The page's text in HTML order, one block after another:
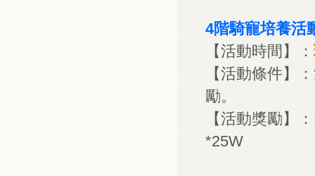
4階騎寵培養活
【活動時間】：
【活動條件】
勵。
【活動獎勵】
*25W